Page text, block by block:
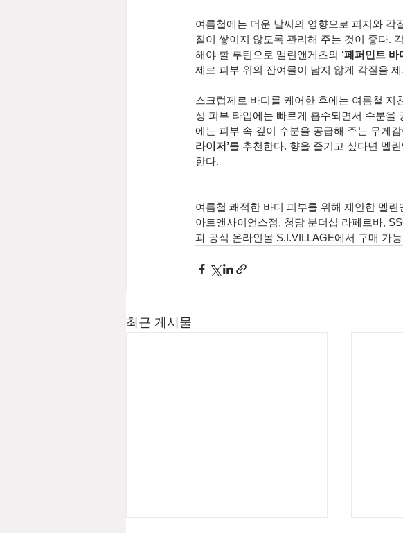
여름철에는 더운 날씨의 영향으로 피지와
질이 쌓이지 않도록 관리해 주는 것이 좋다.
해야 할 루틴으로 멜린앤게츠의 ‘페퍼민트 바
제로 피부 위의 잔여물이 남지 않게 각질을
스크럽제로 바디를 케어한 후에는 여름철 지
성 피부 타입에는 빠르게 흡수되면서 수분을
에는 피부 속 깊이 수분을 공급해 주는 무게
라이저’를 추천한다. 향을 즐기고 싶다면 멜
한다.
여름철 쾌적한 바디 피부를 위해 제안한 멜
아트앤사이언스점, 청담 분더샵 라페르바,
과 공식 온라인몰 S.I.VILLAGE에서 구매 가
최근 게시물